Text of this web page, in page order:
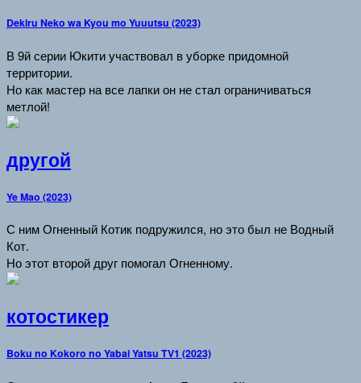
Dekiru Neko wa Kyou mo Yuuutsu (2023)
В 9й серии Юкити участвовал в уборке придомной
территории.
Но как мастер на все лапки он не стал ограничиваться
метлой!
другой
Ye Mao (2023)
С ним Огненный Котик подружился, но это был не Водный
Кот.
Но этот второй друг помогал Огненному.
котостикер
Boku no Kokoro no Yabai Yatsu TV1 (2023)